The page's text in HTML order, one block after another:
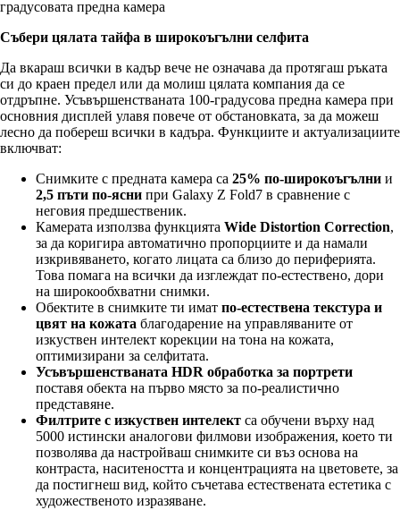
градусовата предна камера
Събери цялата тайфа в широкоъгълни селфита
Да вкараш всички в кадър вече не означава да протягаш ръката
си до краен предел или да молиш цялата компания да се
отдръпне. Усъвършенстваната 100-градусова предна камера при
основния дисплей улавя повече от обстановката, за да можеш
лесно да побереш всички в кадъра. Функциите и актуализациите
включват:
Снимките с предната камера са 25% по-широкоъгълни и
2,5 пъти по-ясни при Galaxy Z Fold7 в сравнение с
неговия предшественик.
Камерата използва функцията Wide Distortion Correction,
за да коригира автоматично пропорциите и да намали
изкривяването, когато лицата са близо до периферията.
Това помага на всички да изглеждат по-естествено, дори
на широкообхватни снимки.
Обектите в снимките ти имат по-естествена текстура и
цвят на кожата благодарение на управляваните от
изкуствен интелект корекции на тона на кожата,
оптимизирани за селфитата.
Усъвършенстваната HDR обработка за портрети
поставя обекта на първо място за по-реалистично
представяне.
Филтрите с изкуствен интелект са обучени върху над
5000 истински аналогови филмови изображения, което ти
позволява да настройваш снимките си въз основа на
контраста, наситеността и концентрацията на цветовете, за
да постигнеш вид, който съчетава естествената естетика с
художественото изразяване.